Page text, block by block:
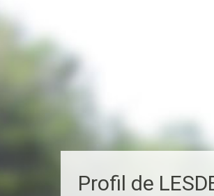
Profil de